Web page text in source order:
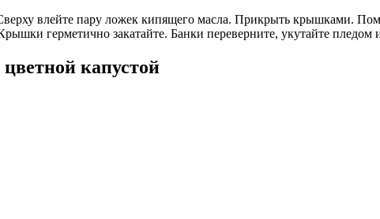
влейте пару ложек кипящего масла. Прикрыть крышками.
герметично закатайте. Банки переверните, укутайте пледом
капустой